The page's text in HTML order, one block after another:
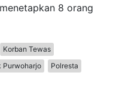
8 orang
Korban Tewas
Purwoharjo
Polresta